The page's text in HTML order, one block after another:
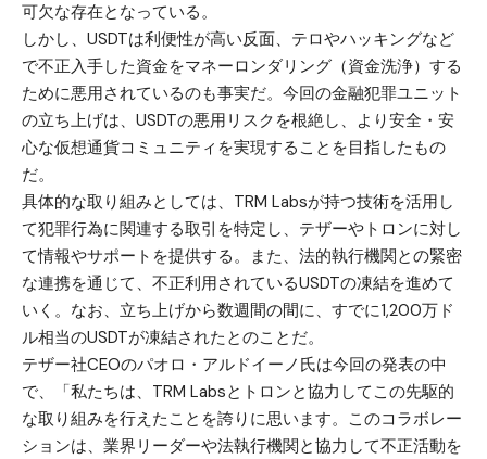
可欠な存在となっている。
しかし、USDTは利便性が高い反面、テロやハッキングなど
で不正入手した資金をマネーロンダリング（資金洗浄）する
ために悪用されているのも事実だ。今回の金融犯罪ユニット
の立ち上げは、USDTの悪用リスクを根絶し、より安全・安
心な仮想通貨コミュニティを実現することを目指したもの
だ。
具体的な取り組みとしては、TRM Labsが持つ技術を活用し
て犯罪行為に関連する取引を特定し、テザーやトロンに対し
て情報やサポートを提供する。また、法的執行機関との緊密
な連携を通じて、不正利用されているUSDTの凍結を進めて
いく。なお、立ち上げから数週間の間に、すでに1,200万ド
ル相当のUSDTが凍結されたとのことだ。
テザー社CEOのパオロ・アルドイーノ氏は今回の発表の中
で、「私たちは、TRM Labsとトロンと協力してこの先駆的
な取り組みを行えたことを誇りに思います。このコラボレー
ションは、業界リーダーや法執行機関と協力して不正活動を